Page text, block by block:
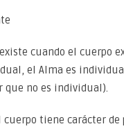
cuando el cuerpo
el Alma es
que no es individual).
cuerpo tiene carácter